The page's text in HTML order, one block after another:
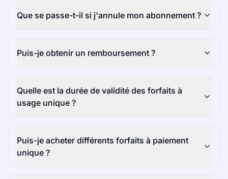
Que se passe-t-il si j'annule mon abonnement ?
Puis-je obtenir un remboursement ?
Quelle est la durée de validité des forfaits à
usage unique ?
Puis-je acheter différents forfaits à paiement
unique ?